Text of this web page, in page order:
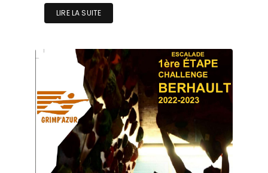
LIRE LA SUITE